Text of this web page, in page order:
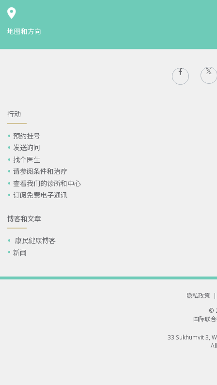
地图和方向
行动
预约挂号
发送询问
找个医生
请参阅条件和治疗
查看我们的诊所和中心
订阅免费电子通讯
博客和文章
康民健康博客
新闻
隐私政策
|
©
国际联
33 Sukhumvit 3,